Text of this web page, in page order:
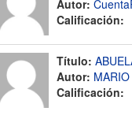
Autor:
Calificación:
Título:
Autor: MARIO
Calificación: